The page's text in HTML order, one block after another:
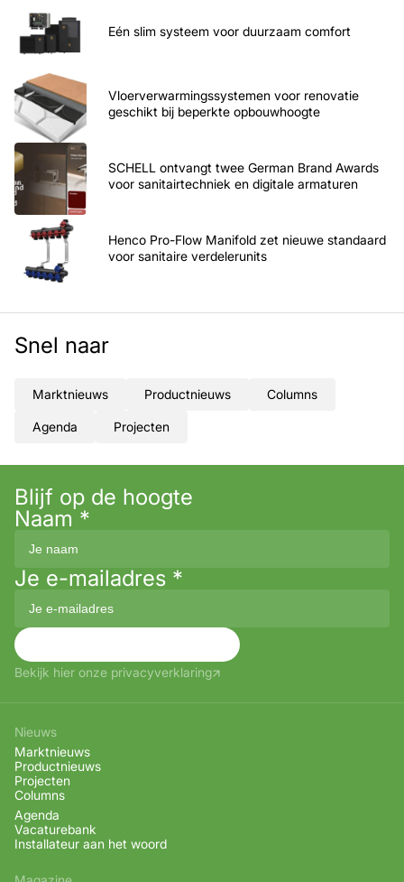
Eén slim systeem voor duurzaam comfort
Vloerverwarmingssystemen voor renovatie
geschikt bij beperkte opbouwhoogte
SCHELL ontvangt twee German Brand Awards
voor sanitairtechniek en digitale armaturen
Henco Pro-Flow Manifold zet nieuwe standaard
voor sanitaire verdelerunits
Snel naar
Marktnieuws Productnieuws Columns
Agenda Projecten
Blijf op de hoogte
Naam *
Je e-mailadres *
Bekijk hier onze privacyverklaring
Nieuws
Marktnieuws
Productnieuws
Projecten
Columns
Agenda
Vacaturebank
Installateur aan het woord